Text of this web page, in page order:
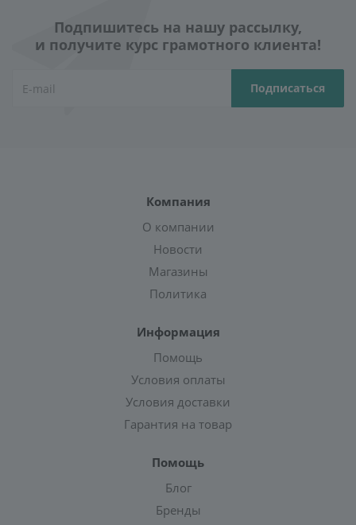
Подпишитесь на нашу рассылку,
и получите курс грамотного клиента!
Компания
О компании
Новости
Магазины
Политика
Информация
Помощь
Условия оплаты
Условия доставки
Гарантия на товар
Помощь
Блог
Бренды